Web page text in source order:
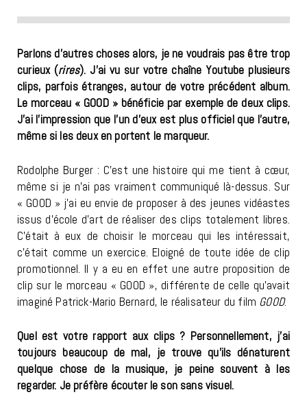
Parlons d’autres choses alors, je ne voudrais pas être trop
curieux (rires). J’ai vu sur votre chaîne Youtube plusieurs
clips, parfois étranges, autour de votre précédent album.
Le morceau « GOOD » bénéficie par exemple de deux clips.
J’ai l’impression que l’un d’eux est plus officiel que l’autre,
même si les deux en portent le marqueur.
Rodolphe Burger : C’est une histoire qui me tient à cœur,
même si je n’ai pas vraiment communiqué là-dessus. Sur
« GOOD » j’ai eu envie de proposer à des jeunes vidéastes
issus d’école d’art de réaliser des clips totalement libres.
C’était à eux de choisir le morceau qui les intéressait,
c’était comme un exercice. Eloigné de toute idée de clip
promotionnel. Il y a eu en effet une autre proposition de
clip sur le morceau « GOOD », différente de celle qu’avait
imaginé Patrick-Mario Bernard, le réalisateur du film GOOD.
Quel est votre rapport aux clips ? Personnellement, j’ai
toujours beaucoup de mal, je trouve qu’ils dénaturent
quelque chose de la musique, je peine souvent à les
regarder. Je préfère écouter le son sans visuel.